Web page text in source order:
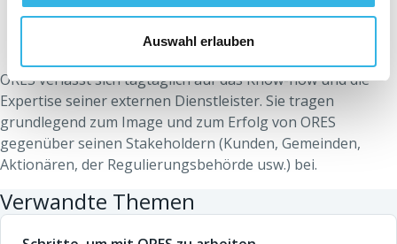
Auswahl erlauben
Ein Markenimage
ORES verlässt sich tagtäglich auf das Know-how und die
Expertise seiner externen Dienstleister. Sie tragen
grundlegend zum Image und zum Erfolg von ORES
gegenüber seinen Stakeholdern (Kunden, Gemeinden,
Aktionären, der Regulierungsbehörde usw.) bei.
Verwandte Themen